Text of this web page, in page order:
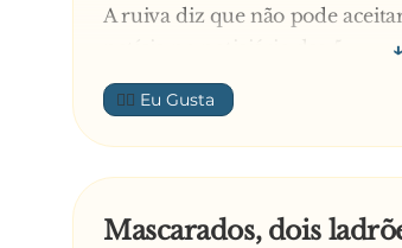
A ruiva diz que não pode
A loira responde que uma
noticiário. Só que nunca
👍🏼
Mascarados, dois